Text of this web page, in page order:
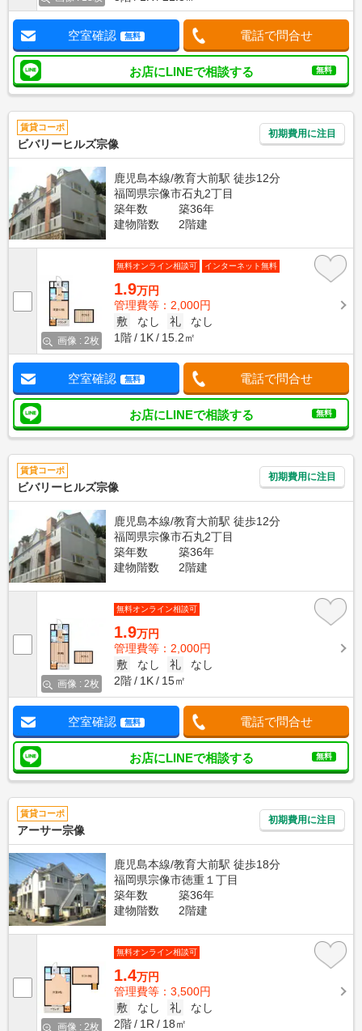
空室確認 無料 電話で問合せ
お店にLINEで相談する 無料
賃貸コーポ
ビバリーヒルズ宗像
初期費用に注目
鹿児島本線/教育大前駅 徒歩12分
福岡県宗像市石丸2丁目
築年数
築36年
建物階数
2階建
画像 : 2枚
無料オンライン相談可 インターネット無料
1.9万円
管理費等：2,000円
敷
なし 礼
なし
1階
1K 15.2㎡
空室確認 無料 電話で問合せ
お店にLINEで相談する 無料
賃貸コーポ
ビバリーヒルズ宗像
初期費用に注目
鹿児島本線/教育大前駅 徒歩12分
福岡県宗像市石丸2丁目
築年数
築36年
建物階数
2階建
画像 : 2枚
無料オンライン相談可
1.9万円
管理費等：2,000円
敷
なし 礼
なし
2階
1K 15㎡
空室確認 無料 電話で問合せ
お店にLINEで相談する 無料
賃貸コーポ
アーサー宗像
初期費用に注目
鹿児島本線/教育大前駅 徒歩18分
福岡県宗像市徳重１丁目
築年数
築36年
建物階数
2階建
画像 : 2枚
無料オンライン相談可
1.4万円
管理費等：3,500円
敷
なし 礼
なし
2階
1R 18㎡